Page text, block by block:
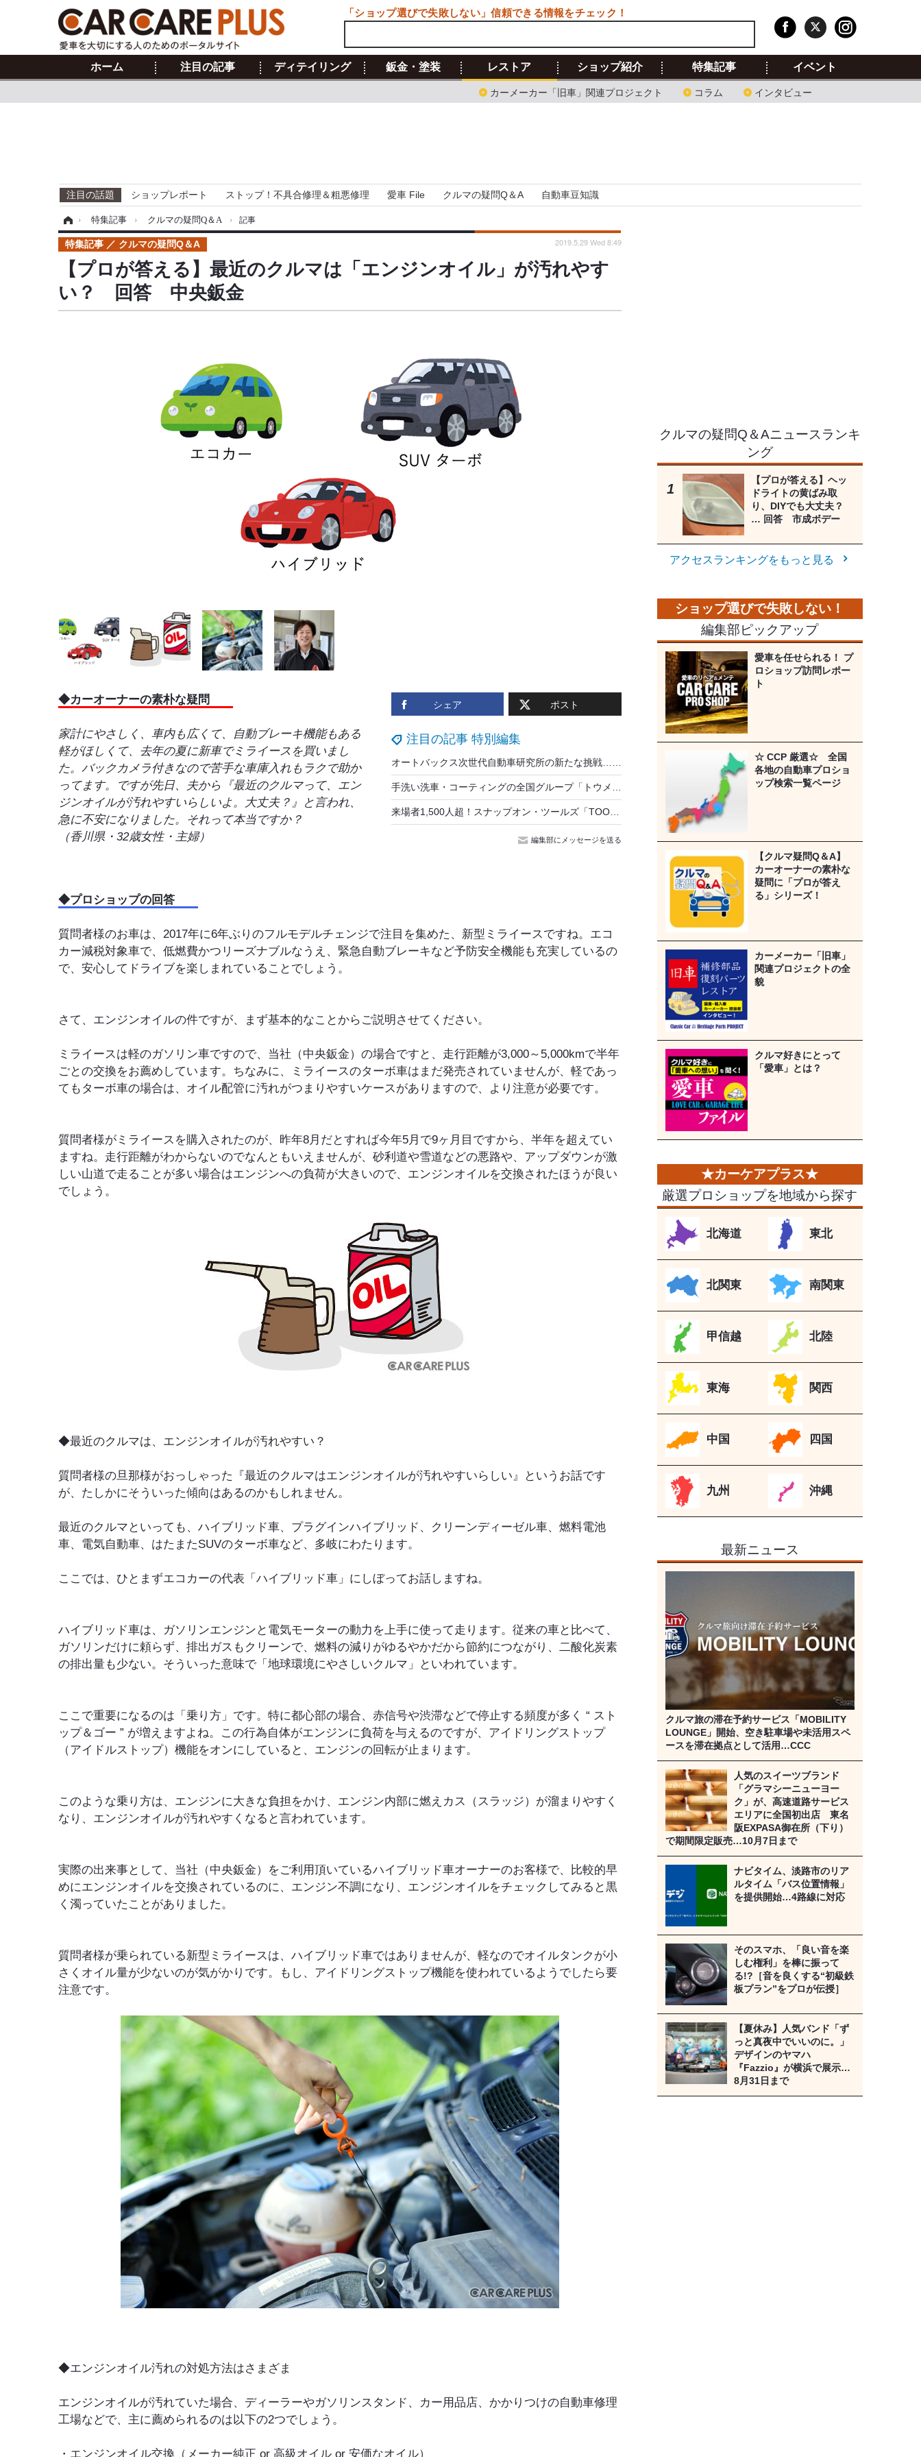
ホーム 注目の記事 ディテイリング 鈑金・塗装 レストア
カーメーカー「旧車」関連プロジェクト コラム インタビュー
ショップ紹介 特集記事 イベント
注目の話題 ショップレポート ストップ！不具合修理＆粗悪修理 愛車 File クルマの疑問Q＆A 自動車豆知識
› 特集記事 › クルマの疑問Q＆A › 記事
【プロが答える】最近のクルマは「エンジンオイル」が汚れやす
い？ 回答 中央鈑金
特集記事 クルマの疑問Q＆A 2019.5.29 Wed 8:49
シェア ポスト
注目の記事 特別編集
来場者1,500人超！スナップオン・ツールズ「TOOL SHOW」開催…最新型スキャンツールMTG-DUAL-TAB2／TAB2-PROを始め、ハンドツール・大型機器が宇都宮に集結
編集部にメッセージを送る
◆カーオーナーの素朴な疑問
家計にやさしく、車内も広くて、自動ブレーキ機能もある
軽がほしくて、去年の夏に新車でミライースを買いまし
た。バックカメラ付きなので苦手な車庫入れもラクで助か
ってます。ですが先日、夫から『最近のクルマって、エン
ジンオイルが汚れやすいらしいよ。大丈夫？』と言われ、
急に不安になりました。それって本当ですか？
（香川県・32歳女性・主婦）
◆プロショップの回答
質問者様のお車は、2017年に6年ぶりのフルモデルチェンジで注目を集めた、新型ミライースですね。エコ
カー減税対象車で、低燃費かつリーズナブルなうえ、緊急自動ブレーキなど予防安全機能も充実しているの
で、安心してドライブを楽しまれていることでしょう。
さて、エンジンオイルの件ですが、まず基本的なことからご説明させてください。
ミライースは軽のガソリン車ですので、当社（中央鈑金）の場合ですと、走行距離が3,000～5,000kmで半年
ごとの交換をお薦めしています。ちなみに、ミライースのターボ車はまだ発売されていませんが、軽であっ
てもターボ車の場合は、オイル配管に汚れがつまりやすいケースがありますので、より注意が必要です。
質問者様がミライースを購入されたのが、昨年8月だとすれば今年5月で9ヶ月目ですから、半年を超えてい
ますね。走行距離がわからないのでなんともいえませんが、砂利道や雪道などの悪路や、アップダウンが激
しい山道で走ることが多い場合はエンジンへの負荷が大きいので、エンジンオイルを交換されたほうが良い
でしょう。
◆最近のクルマは、エンジンオイルが汚れやすい？
質問者様の旦那様がおっしゃった『最近のクルマはエンジンオイルが汚れやすいらしい』というお話です
が、たしかにそういった傾向はあるのかもしれません。
最近のクルマといっても、ハイブリッド車、プラグインハイブリッド、クリーンディーゼル車、燃料電池
車、電気自動車、はたまたSUVのターボ車など、多岐にわたります。
ここでは、ひとまずエコカーの代表「ハイブリッド車」にしぼってお話しますね。
ハイブリッド車は、ガソリンエンジンと電気モーターの動力を上手に使って走ります。従来の車と比べて、
ガソリンだけに頼らず、排出ガスもクリーンで、燃料の減りがゆるやかだから節約につながり、二酸化炭素
の排出量も少ない。そういった意味で「地球環境にやさしいクルマ」といわれています。
ここで重要になるのは「乗り方」です。特に都心部の場合、赤信号や渋滞などで停止する頻度が多く “ スト
ップ＆ゴー ” が増えますよね。この行為自体がエンジンに負荷を与えるのですが、アイドリングストップ
（アイドルストップ）機能をオンにしていると、エンジンの回転が止まります。
このような乗り方は、エンジンに大きな負担をかけ、エンジン内部に燃えカス（スラッジ）が溜まりやすく
なり、エンジンオイルが汚れやすくなると言われています。
実際の出来事として、当社（中央鈑金）をご利用頂いているハイブリッド車オーナーのお客様で、比較的早
めにエンジンオイルを交換されているのに、エンジン不調になり、エンジンオイルをチェックしてみると黒
く濁っていたことがありました。
質問者様が乗られている新型ミライースは、ハイブリッド車ではありませんが、軽なのでオイルタンクが小
さくオイル量が少ないのが気がかりです。もし、アイドリングストップ機能を使われているようでしたら要
注意です。
◆エンジンオイル汚れの対処方法はさまざま
エンジンオイルが汚れていた場合、ディーラーやガソリンスタンド、カー用品店、かかりつけの自動車修理
工場などで、主に薦められるのは以下の2つでしょう。
・エンジンオイル交換（メーカー純正 or 高級オイル or 安価なオイル）
クルマの疑問Q＆Aニュースランキ
ング
【プロが答える】ヘッ
ドライトの黄ばみ取
り、DIYでも大丈夫？
… 回答 市成ボデー
アクセスランキングをもっと見る
編集部ピックアップ
愛車を任せられる！ プ
ロショップ訪問レポー
ト
☆ CCP 厳選☆ 全国
各地の自動車プロショ
ップ検索一覧ページ
【クルマ疑問Q＆A】
カーオーナーの素朴な
疑問に「プロが答え
る」シリーズ！
カーメーカー「旧車」
関連プロジェクトの全
貌
クルマ好きにとって
「愛車」とは？
厳選プロショップを地域から探す
北海道 東北
北関東 南関東
甲信越 北陸
東海 関西
中国 四国
九州 沖縄
最新ニュース
クルマ旅の滞在予約サービス「MOBILITY
LOUNGE」開始、空き駐車場や未活用スペ
ースを滞在拠点として活用…CCC
人気のスイーツブランド
「グラマシーニューヨー
ク」が、高速道路サービス
エリアに全国初出店 東名
阪EXPASA御在所（下り）
で期間限定販売…10月7日まで
ナビタイム、淡路市のリア
ルタイム「バス位置情報」
を提供開始…4路線に対応
そのスマホ、「良い音を楽
しむ権利」を棒に振って
る!?［音を良くする“初級鉄
板プラン”をプロが伝授］
【夏休み】人気バンド「ず
っと真夜中でいいのに。」
デザインのヤマハ
『Fazzio』が横浜で展示…
8月31日まで
「ショップ選びで失敗しない」信頼できる情報をチェック！